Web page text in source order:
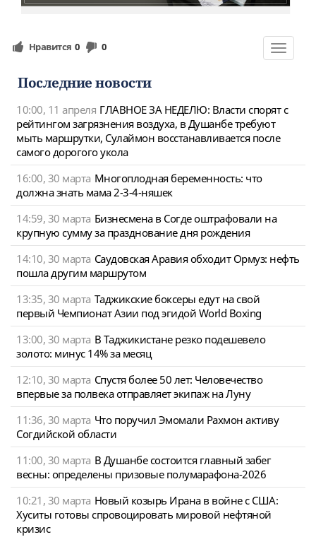
Toggle
Нравится 0 0
Последние новости
10:00, 11 апреля ГЛАВНОЕ ЗА НЕДЕЛЮ: Власти спорят с
рейтингом загрязнения воздуха, в Душанбе требуют
мыть маршрутки, Сулаймон восстанавливается после
самого дорогого укола
16:00, 30 марта Многоплодная беременность: что
должна знать мама 2-3-4-няшек
14:59, 30 марта Бизнесмена в Согде оштрафовали на
крупную сумму за празднование дня рождения
14:10, 30 марта Саудовская Аравия обходит Ормуз: нефть
пошла другим маршрутом
13:35, 30 марта Таджикские боксеры едут на свой
первый Чемпионат Азии под эгидой World Boxing
13:00, 30 марта В Таджикистане резко подешевело
золото: минус 14% за месяц
12:10, 30 марта Спустя более 50 лет: Человечество
впервые за полвека отправляет экипаж на Луну
11:36, 30 марта Что поручил Эмомали Рахмон активу
Согдийской области
11:00, 30 марта В Душанбе состоится главный забег
весны: определены призовые полумарафона-2026
10:21, 30 марта Новый козырь Ирана в войне с США:
Хуситы готовы спровоцировать мировой нефтяной
кризис